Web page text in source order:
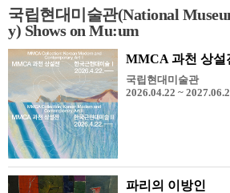
국립현대미술관(National
y) Shows on Mu:um
국립현대미술관
2026.04.22 ~
파리의 이방인